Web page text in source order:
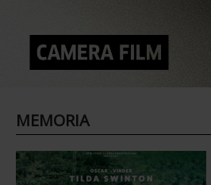
MEMORIA